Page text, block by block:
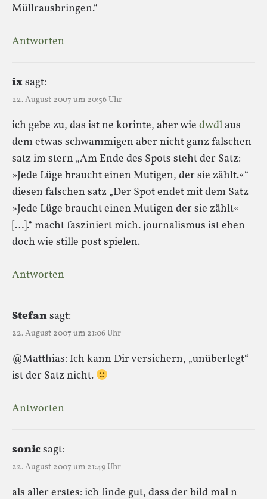
Müllrausbringen.“
Antworten
ixsagt:
22. August 2007 um 20:56 Uhr
ich gebe zu, das ist ne korinte, aber wie dwdl aus
dem etwas schwammigen aber nicht ganz falschen
satz im stern „Am Ende des Spots steht der Satz:
»Jede Lüge braucht einen Mutigen, der sie zählt.«“
diesen falschen satz „Der Spot endet mit dem Satz
»Jede Lüge braucht einen Mutigen der sie zählt«
[…].“ macht fasziniert mich. journalismus ist eben
doch wie stille post spielen.
Antworten
Stefansagt:
22. August 2007 um 21:06 Uhr
@Matthias: Ich kann Dir versichern, „unüberlegt“
ist der Satz nicht.
Antworten
sonicsagt:
22. August 2007 um 21:49 Uhr
als aller erstes: ich finde gut, dass der bild mal n